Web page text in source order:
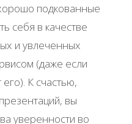
подкованные
себя в качестве
и увлеченных
(даже если
К счастью,
вы
уверенности во